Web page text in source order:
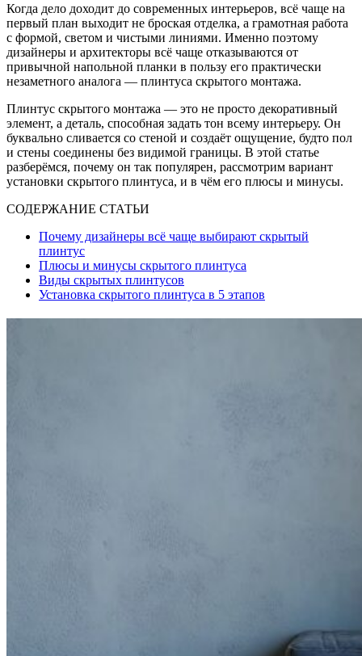
Когда дело доходит до современных интерьеров, всё чаще на
первый план выходит не броская отделка, а грамотная работа
с формой, светом и чистыми линиями. Именно поэтому
дизайнеры и архитекторы всё чаще отказываются от
привычной напольной планки в пользу его практически
незаметного аналога — плинтуса скрытого монтажа.
Плинтус скрытого монтажа — это не просто декоративный
элемент, а деталь, способная задать тон всему интерьеру. Он
буквально сливается со стеной и создаёт ощущение, будто пол
и стены соединены без видимой границы. В этой статье
разберёмся, почему он так популярен, рассмотрим вариант
установки скрытого плинтуса, и в чём его плюсы и минусы.
СОДЕРЖАНИЕ СТАТЬИ
Почему дизайнеры всё чаще выбирают скрытый
плинтус
Плюсы и минусы скрытого плинтуса
Виды скрытых плинтусов
Установка скрытого плинтуса в 5 этапов